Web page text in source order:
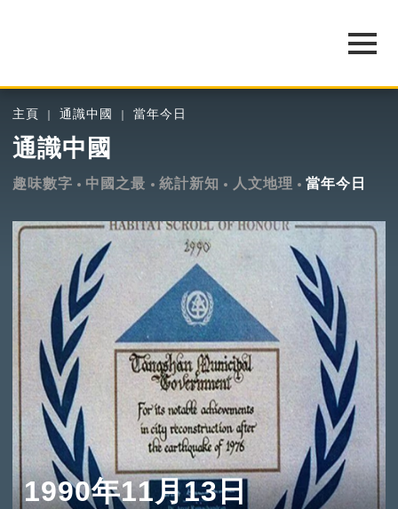
主頁 通識中國 當年今日
通識中國
趣味數字 中國之最 統計新知 人文地理 當年今日
1990年11月13日